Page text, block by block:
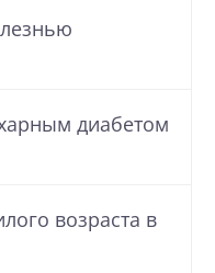
диабетом
возраста в